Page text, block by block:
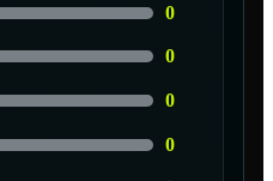
0
0
0
0